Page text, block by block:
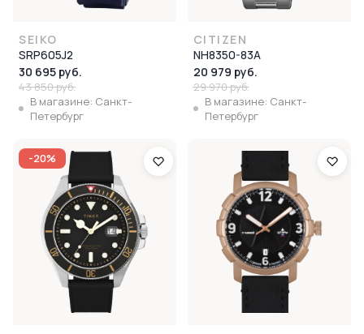
SEIKO
SRP605J2
30 695 руб.
43 850 руб.
В магазине: Санкт-
Петербург
CITIZEN
NH8350-83A
20 979 руб.
29 970 руб.
В магазине: Санкт-
Петербург
-20%